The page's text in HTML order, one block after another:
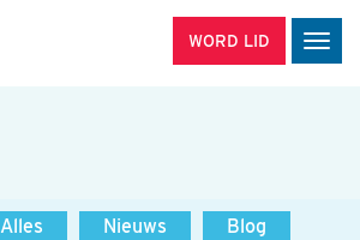
WORD LID
Alles Nieuws
Blog